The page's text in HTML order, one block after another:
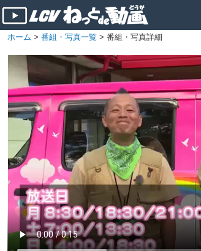
ホーム > 番組・写真一覧 > 番組・写真詳細